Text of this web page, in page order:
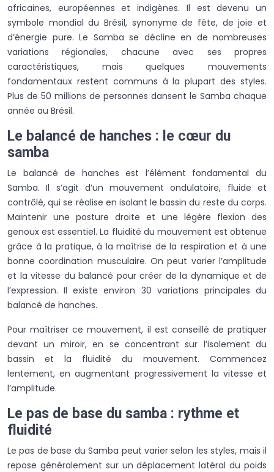
africaines, européennes et indigènes. Il est devenu un
symbole mondial du Brésil, synonyme de fête, de joie et
d’énergie pure. Le Samba se décline en de nombreuses
variations régionales, chacune avec ses propres
caractéristiques, mais quelques mouvements
fondamentaux restent communs à la plupart des styles.
Plus de 50 millions de personnes dansent le Samba chaque
année au Brésil.
Le balancé de hanches : le cœur du
samba
Le balancé de hanches est l’élément fondamental du
Samba. Il s’agit d’un mouvement ondulatoire, fluide et
contrôlé, qui se réalise en isolant le bassin du reste du corps.
Maintenir une posture droite et une légère flexion des
genoux est essentiel. La fluidité du mouvement est obtenue
grâce à la pratique, à la maîtrise de la respiration et à une
bonne coordination musculaire. On peut varier l’amplitude
et la vitesse du balancé pour créer de la dynamique et de
l’expression. Il existe environ 30 variations principales du
balancé de hanches.
Pour maîtriser ce mouvement, il est conseillé de pratiquer
devant un miroir, en se concentrant sur l’isolement du
bassin et la fluidité du mouvement. Commencez
lentement, en augmentant progressivement la vitesse et
l’amplitude.
Le pas de base du samba : rythme et
fluidité
Le pas de base du Samba peut varier selon les styles, mais il
repose généralement sur un déplacement latéral du poids